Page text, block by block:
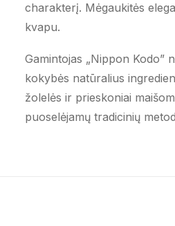
charakterį. Mėgaukitės
kvapu.
Gamintojas „Nippon Kodo”
kokybės natūralius
žolelės ir prieskoniai
puoselėjamų tradicinių